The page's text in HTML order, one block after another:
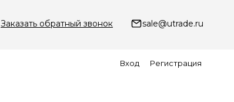
Заказать обратный звонок sale@utrade.ru
Вход Регистрация